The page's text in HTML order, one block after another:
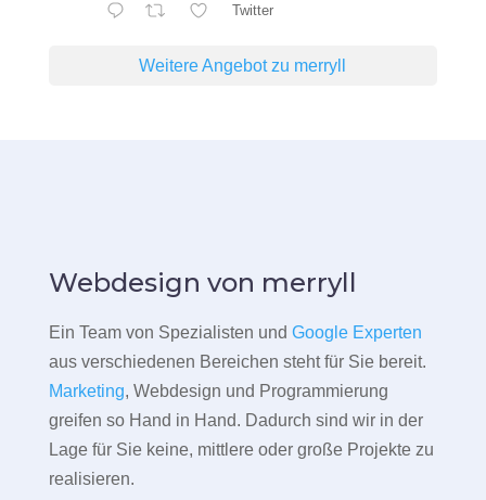
Twitter
Weitere Angebot zu merryll
Webdesign von merryll
Ein Team von Spezialisten und Google Experten
aus verschiedenen Bereichen steht für Sie bereit.
Marketing, Webdesign und Programmierung
greifen so Hand in Hand. Dadurch sind wir in der
Lage für Sie keine, mittlere oder große Projekte zu
realisieren.